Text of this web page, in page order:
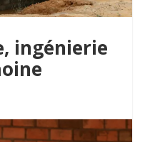
ingénierie